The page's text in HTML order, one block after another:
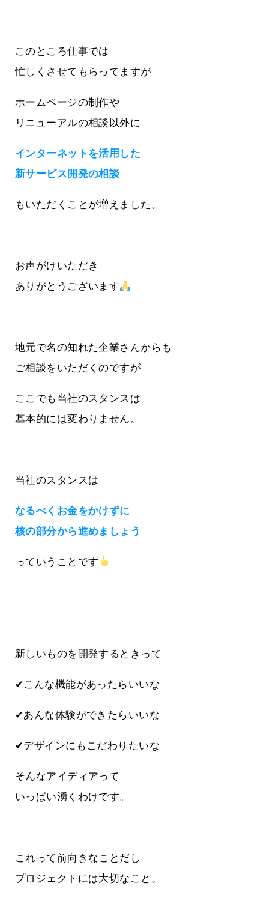
このところ仕事では
忙しくさせてもらってますが
ホームページの制作や
リニューアルの相談以外に
インターネットを活用した
新サービス開発の相談
もいただくことが増えました。
お声がけいただき
ありがとうございます
地元で名の知れた企業さんからも
ご相談をいただくのですが
ここでも当社のスタンスは
基本的には変わりません。
当社のスタンスは
なるべくお金をかけずに
核の部分から進めましょう
っていうことです
新しいものを開発するときって
✔こんな機能があったらいいな
✔あんな体験ができたらいいな
✔デザインにもこだわりたいな
そんなアイディアって
いっぱい湧くわけです。
これって前向きなことだし
プロジェクトには大切なこと。